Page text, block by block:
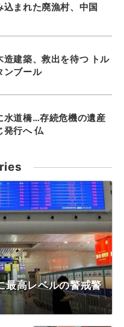
込まれた廃漁村、中国
造建築、救出を待つ トル
ンブール
水道橋…存続危機の遺産
発行へ 仏
最高レベルの警戒警